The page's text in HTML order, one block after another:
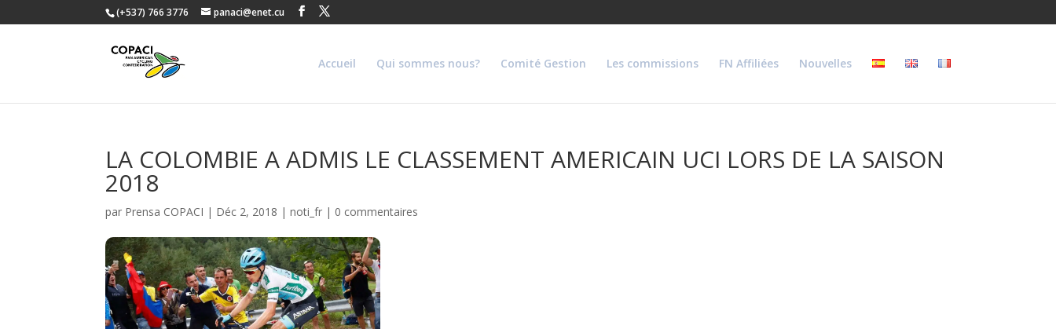
(+537) 766 3776 panaci@enet.cu
Accueil Qui sommes nous? Comité Gestion Les commissions FN Affiliées Nouvelles
LA COLOMBIE A ADMIS LE CLASSEMENT AMERICAIN UCI LORS DE LA SAISON
2018
par Prensa COPACI | Déc 2, 2018 |noti_fr | 0 commentaires